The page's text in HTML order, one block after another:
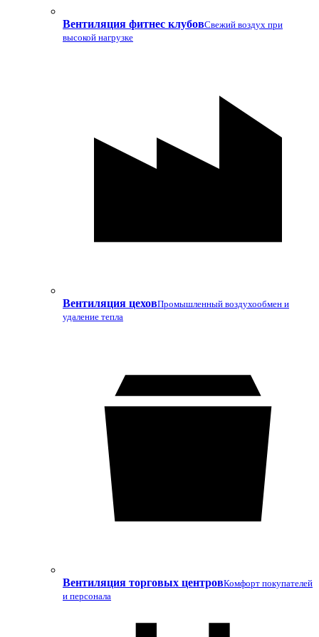
Вентиляция фитнес клубовСвежий воздух при
высокой нагрузке
Вентиляция цеховПромышленный воздухообмен и
удаление тепла
Вентиляция торговых центровКомфорт покупателей
и персонала